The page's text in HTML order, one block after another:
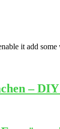
it add
–